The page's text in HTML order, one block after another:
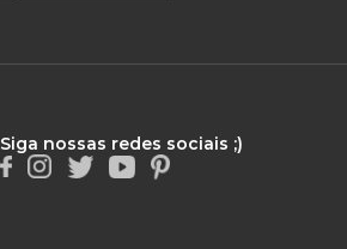
Siga nossas redes sociais ;)